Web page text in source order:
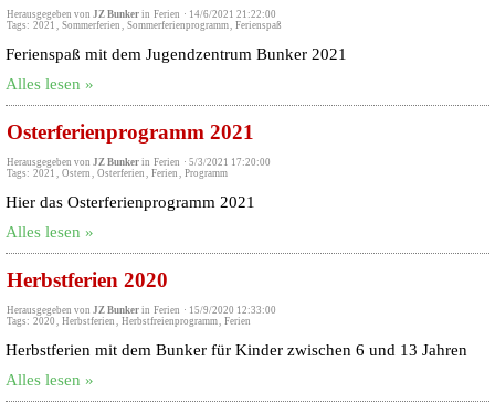
Herausgegeben von JZ Bunker in Ferien · 14/6/2021 21:22:00
Tags: 2021 , Sommerferien , Sommerferienprogramm, Ferienspaß
Ferienspaß mit dem Jugendzentrum Bunker 2021
Alles lesen »
Osterferienprogramm 2021
Herausgegeben von JZ Bunker in Ferien · 5/3/2021 17:20:00
Tags: 2021 , Ostern , Osterferien , Ferien , Programm
Hier das Osterferienprogramm 2021
Alles lesen »
Herbstferien 2020
Herausgegeben von JZ Bunker in Ferien · 15/9/2020 12:33:00
Tags: 2020 , Herbstferien , Herbstfreienprogramm, Ferien
Herbstferien mit dem Bunker für Kinder zwischen 6 und 13 Jahren
Alles lesen »